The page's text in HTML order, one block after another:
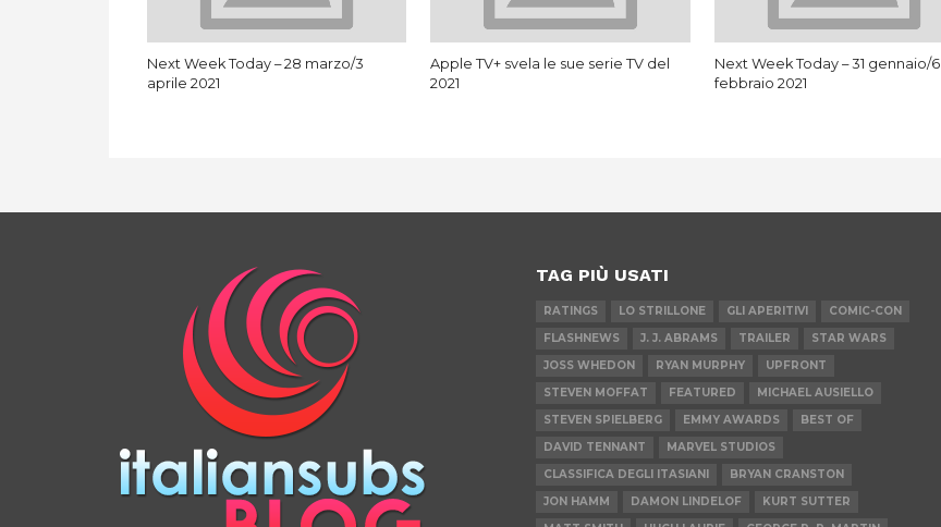
Next Week Today – 28 marzo/3
aprile 2021
Apple TV+ svela le sue serie TV del
2021
Next Week Today – 31 gennaio/6
febbraio 2021
TAG PIÙ USATI
RATINGS LO STRILLONE GLI APERITIVI
COMIC-CON
FLASHNEWS
J. J. ABRAMS TRAILER
STAR WARS
JOSS WHEDON
RYAN MURPHY
UPFRONT
STEVEN MOFFAT
FEATURED
MICHAEL AUSIELLO
STEVEN SPIELBERG
EMMY AWARDS
BEST OF
DAVID TENNANT
MARVEL STUDIOS
CLASSIFICA DEGLI ITASIANI
BRYAN CRANSTON
JON HAMM
DAMON LINDELOF
KURT SUTTER